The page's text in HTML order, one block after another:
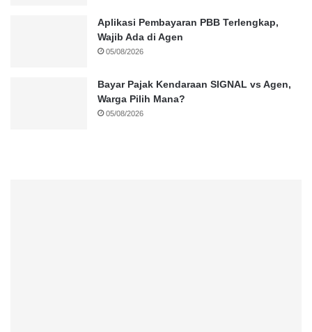
Aplikasi Pembayaran PBB Terlengkap,
Wajib Ada di Agen
05/08/2026
Bayar Pajak Kendaraan SIGNAL vs Agen,
Warga Pilih Mana?
05/08/2026